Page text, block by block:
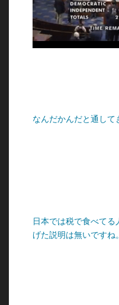
なんだかんだと通して
日本では税で食べて
げた説明は無いですね。